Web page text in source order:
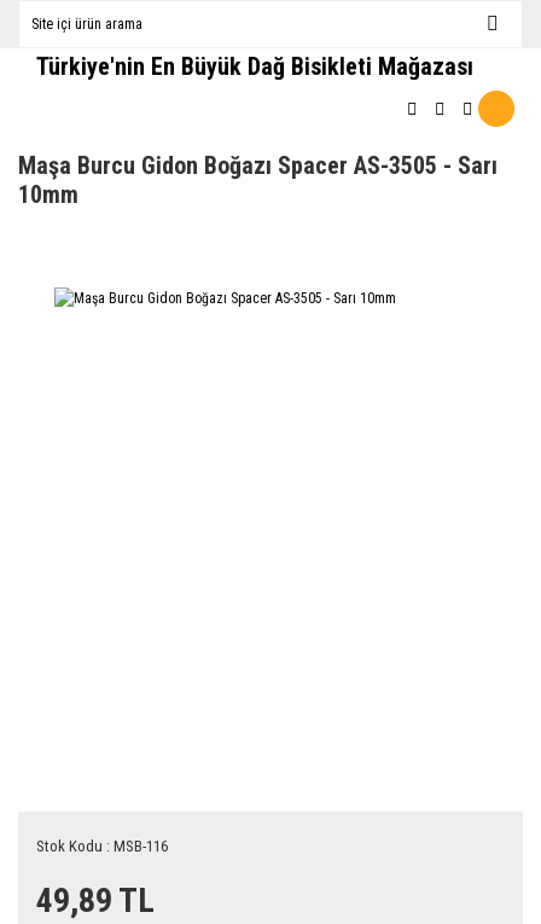
Türkiye'nin En Büyük Dağ Bisikleti Mağazası
Maşa Burcu Gidon Boğazı Spacer AS-3505 - Sarı
10mm
Stok Kodu : MSB-116
49,89 TL